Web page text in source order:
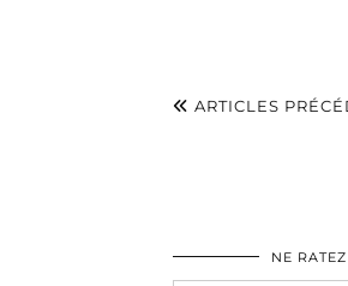
ARTICLES
NE